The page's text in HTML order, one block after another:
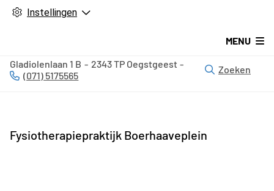
Instellingen
Fysiotherapiepraktijk Boerhaaveplein
MENU
Gladiolenlaan 1 B 2343 TP Oegstgeest
Tel:
(071) 5175565
Zoeken